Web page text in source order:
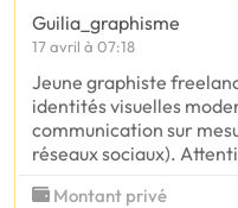
Guilia_graphisme
17 avril à 07:18
Jeune graphiste
identités visuelles
communication sur
réseaux sociaux).
Montant privé